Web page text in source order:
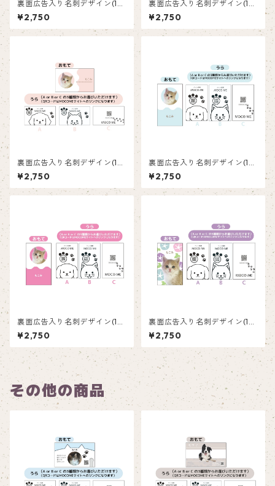
裏面広告入り名刺デザイン(1箱
50枚入り)_向日葵_SF003
¥2,750
裏面広告入り名刺デザイン(1箱
50枚入り)_花_F004
¥2,750
裏面広告入り名刺デザイン(1箱
50枚入り)_ピンク_P003
¥2,750
裏面広告入り名刺デザイン(1箱
50枚入り)_水色_LB001
¥2,750
裏面広告入り名刺デザイン(1箱
50枚入り)_ピンク_P002
¥2,750
裏面広告入り名刺デザイン(1箱
50枚入り)_紫陽花_HY002
¥2,750
その他の商品